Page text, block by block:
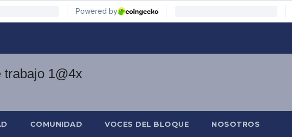
COMUNIDAD VOCES DEL BLOQUE NOSOTROS